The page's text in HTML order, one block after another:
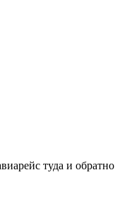
туда и обратно